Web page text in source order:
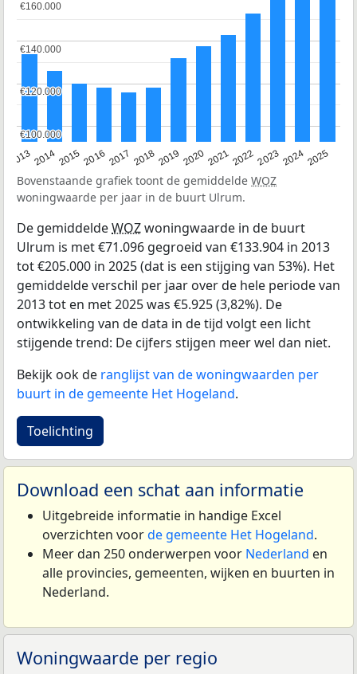
20132014201520162017 20182019 202020212022202320242025
€100.000
€100.000
€120.000
€120.000
€140.000
€140.000
€160.000
€160.000
Bovenstaande grafiek toont de gemiddelde WOZ
woningwaarde per jaar in de buurt Ulrum.
De gemiddeldeWOZwoningwaarde in de buurt
Ulrum is met €71.096 gegroeid van €133.904 in 2013
tot €205.000 in 2025 (dat is een stijging van 53%). Het
gemiddelde verschil per jaar over de hele periode van
2013 tot en met 2025 was €5.925 (3,82%). De
ontwikkeling van de data in de tijd volgt een licht
stijgende trend: De cijfers stijgen meer wel dan niet.
Bekijk ook de ranglijst van de woningwaarden per
buurt in de gemeente Het Hogeland.
Toelichting
Download een schat aan informatie
Uitgebreide informatie in handige Excel
overzichten voorde gemeente Het Hogeland.
Meer dan 250 onderwerpen voor Nederland en
alle provincies, gemeenten, wijken en buurten in
Nederland.
Woningwaarde per regio